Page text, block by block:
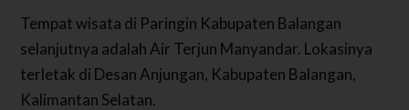
Tempat wisata di Paringin Kabupaten Balangan
selanjutnya adalah Air Terjun Manyandar. Lokasinya
terletak di Desan Anjungan, Kabupaten Balangan,
Kalimantan Selatan.